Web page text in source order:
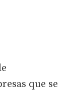
que se